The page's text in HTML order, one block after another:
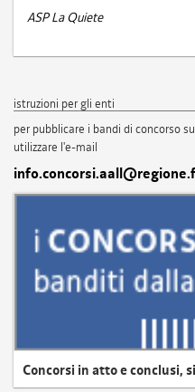
ASP La Quiete
istruzioni per gli enti
per pubblicare i bandi di concorso
utilizzare l'e-mail
Concorsi in atto e conclusi,